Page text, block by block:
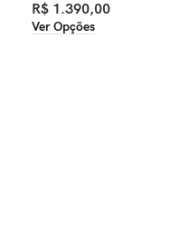
R$ 1.390,00
Ver Opções